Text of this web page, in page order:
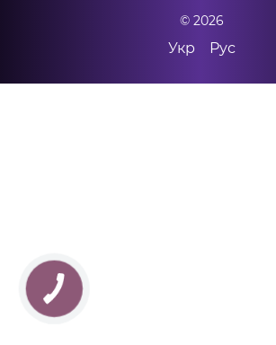
© 2026
Укр Рус